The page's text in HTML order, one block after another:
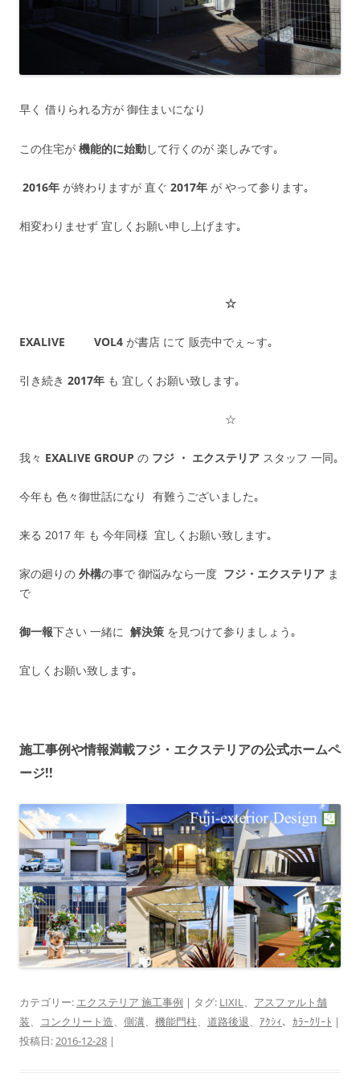
早く 借りられる方が 御住まいになり
この住宅が 機能的に始動して行くのが 楽しみです｡
2016年 が終わりますが 直ぐ 2017年 が やって参ります｡
相変わりませず 宜しくお願い申し上げます｡
☆
EXALIVE VOL4 が書店 にて 販売中でぇ～す｡
引き続き 2017年 も 宜しくお願い致します｡
☆
我々 EXALIVE GROUP の フジ ・ エクステリア スタッフ 一同｡
今年も 色々御世話になり 有難うございました｡
来る 2017 年 も 今年同様 宜しくお願い致します｡
家の廻りの 外構の事で 御悩みなら一度 フジ・エクステリア ま
で
御一報下さい 一緒に 解決策 を見つけて参りましょう｡
宜しくお願い致します｡
施工事例や情報満載フジ・エクステリアの公式ホームペ
ージ!!
カテゴリー: エクステリア 施工事例 | タグ: LIXIL、 アスファルト舗
装、 コンクリート造、 側溝、 機能門柱、 道路後退、 ｱｸｼｨ、 ｶﾗｰｸﾘｰﾄ |
投稿日:2016-12-28 |